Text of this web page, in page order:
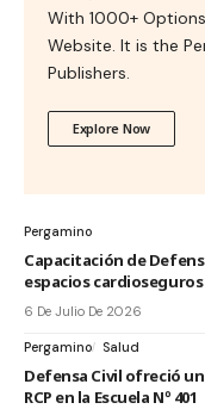
With 1000+
Website. It is the
Publishers.
Explore Now
Pergamino
Capacitación de
espacios cardioseguros
6 De Julio De 2026
Pergamino Salud
Defensa Civil ofreció
RCP en la Escuela Nº 401